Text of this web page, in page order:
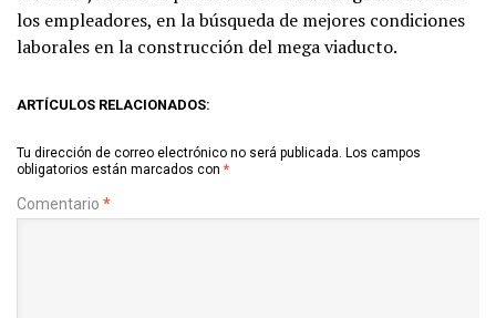
los empleadores, en la búsqueda de mejores condiciones
laborales en la construcción del mega viaducto.
ARTÍCULOS RELACIONADOS:
Tu dirección de correo electrónico no será publicada. Los campos
obligatorios están marcados con *
Comentario *